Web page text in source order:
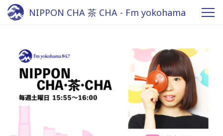
NIPPON CHA 茶 CHA - Fm yokohama